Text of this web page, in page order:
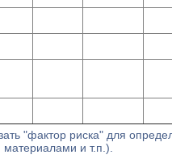
"фактор риска" для
и т.п.).